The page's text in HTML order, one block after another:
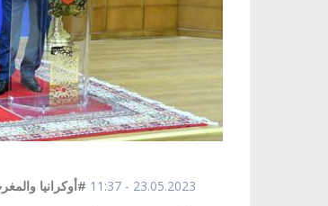
23.05.2023 - 11:37 #أوكرانيا